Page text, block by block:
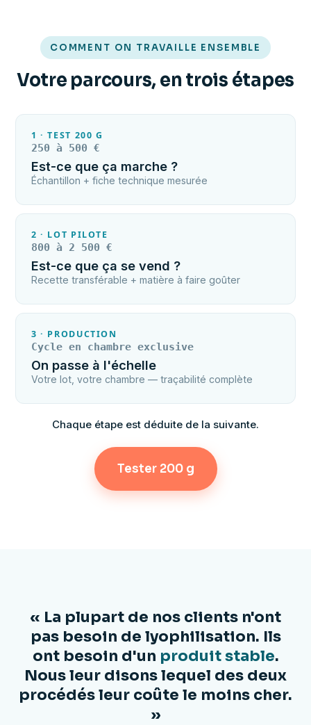
COMMENT ON TRAVAILLE ENSEMBLE
Votre parcours, en trois étapes
1 · TEST 200 G
250 à 500 €
Est-ce que ça marche ?
Échantillon + fiche technique mesurée
2 · LOT PILOTE
800 à 2 500 €
Est-ce que ça se vend ?
Recette transférable + matière à faire goûter
3 · PRODUCTION
Cycle en chambre exclusive
On passe à l'échelle
Votre lot, votre chambre — traçabilité complète
Chaque étape est déduite de la suivante.
Tester 200 g
« La plupart de nos clients n'ont
pas besoin de lyophilisation. Ils
ont besoin d'un produit stable.
Nous leur disons lequel des deux
procédés leur coûte le moins cher.
»